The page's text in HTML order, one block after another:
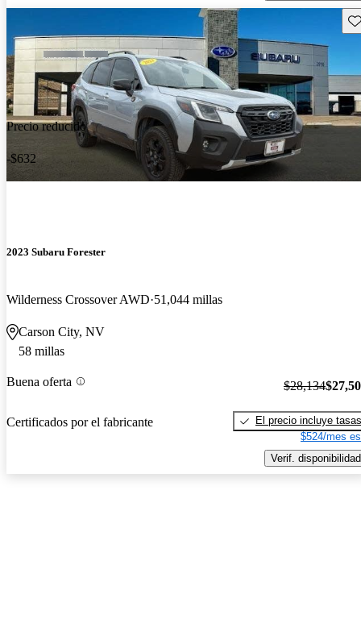
Precio reducido
-$632
2023 Subaru Forester
Wilderness Crossover AWD 51,044 millas
Carson City, NV
58 millas
Buena oferta
Certificados por el fabricante
$28,134
El precio incluye tasas
$524/mes
Verif. disponibilidad